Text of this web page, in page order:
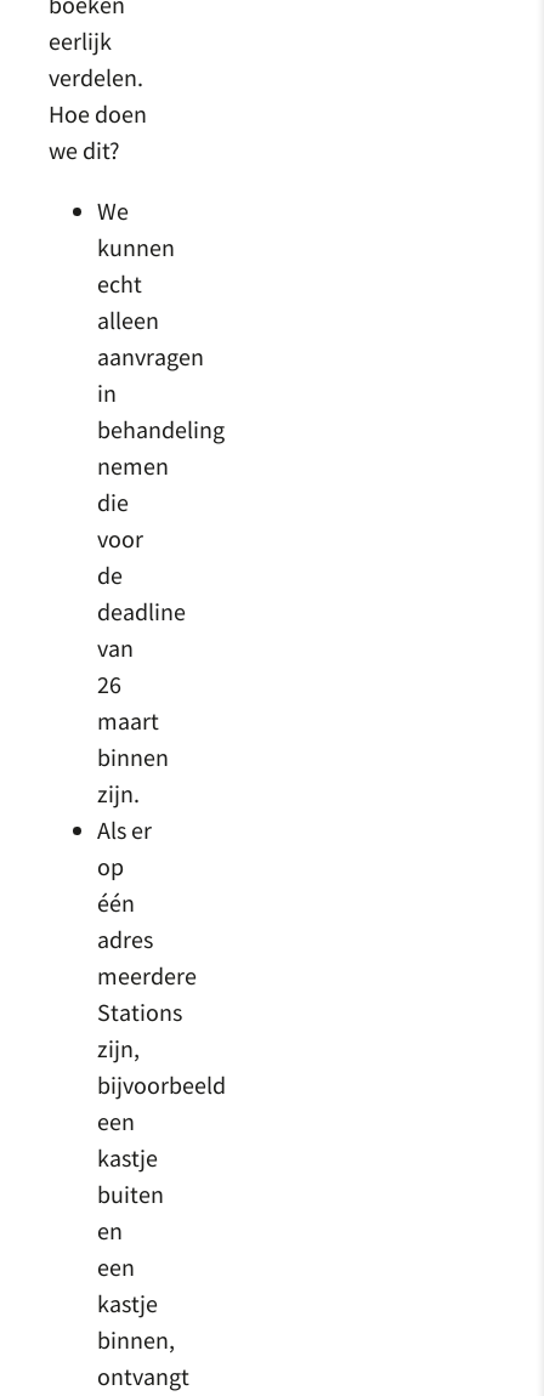
eerlijk
verdelen.
Hoe doen
we dit?
We
kunnen
echt
alleen
aanvragen
in
behandeling
nemen
die
voor
de
deadline
van
26
maart
binnen
zijn.
Als er
op
één
adres
meerdere
Stations
zijn,
bijvoorbeeld
een
kastje
buiten
en
een
kastje
binnen,
ontvangt